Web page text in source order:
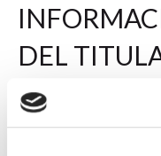
DEL
En cumplimiento de lo
de 11 de julio, de
de Comercio